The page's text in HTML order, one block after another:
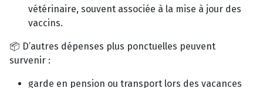
vétérinaire, souvent associée à la mise à jour des
vaccins.
📦 D’autres dépenses plus ponctuelles peuvent
survenir :
garde en pension ou transport lors des vacances